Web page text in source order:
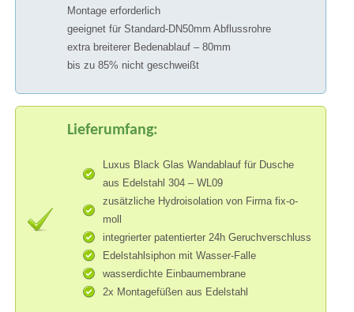
Montage erforderlich
geeignet für Standard-DN50mm Abflussrohre
extra breiterer Bedenablauf – 80mm
bis zu 85% nicht geschweißt
Lieferumfang:
Luxus Black Glas Wandablauf für Dusche
aus Edelstahl 304 – WL09
zusätzliche Hydroisolation von Firma fix-o-
moll
integrierter patentierter 24h Geruchverschluss
Edelstahlsiphon mit Wasser-Falle
wasserdichte Einbaumembrane
2x Montagefüßen aus Edelstahl